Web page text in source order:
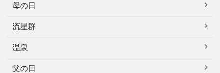
母の日
流星群
温泉
父の日